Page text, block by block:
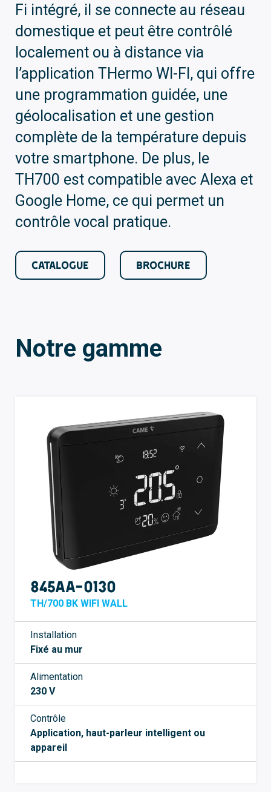
Fi intégré, il se connecte au réseau
domestique et peut être contrôlé
localement ou à distance via
l’application THermo WI-FI, qui offre
une programmation guidée, une
géolocalisation et une gestion
complète de la température depuis
votre smartphone. De plus, le
TH700 est compatible avec Alexa et
Google Home, ce qui permet un
contrôle vocal pratique.
CATALOGUE BROCHURE
Notre gamme
845AA-0130
TH/700 BK WIFI WALL
Installation
Fixé au mur
Alimentation
230 V
Contrôle
Application, haut-parleur intelligent ou
appareil